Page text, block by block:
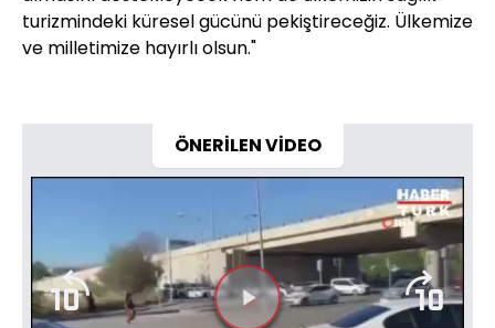
turizmindeki küresel gücünü pekiştireceğiz. Ülkemize
ve milletimize hayırlı olsun."
ÖNERİLEN VİDEO